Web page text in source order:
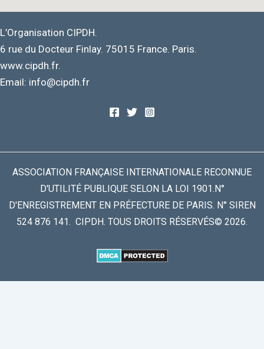
L’Organisation CIPDH.
6 rue du Docteur Finlay. 75015 France. Paris.
www.cipdh.fr.
Email: info@cipdh.fr
ASSOCIATION FRANÇAISE INTERNATIONALE RECONNUE
D'UTILITÉ PUBLIQUE SELON LA LOI 1901.N°
D'ENREGISTREMENT EN PRÉFECTURE DE PARIS. N° SIREN
524 876 141. CIPDH. TOUS DROITS RÉSERVÉS© 2026.